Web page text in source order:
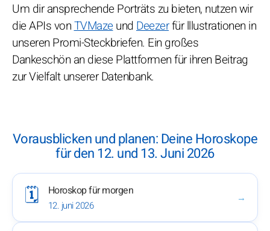
Um dir ansprechende Porträts zu bieten, nutzen wir
die APIs vonTVMazeundDeezerfür lllustrationen in
unseren Promi-Steckbriefen. Ein großes
Dankeschön an diese Plattformen für ihren Beitrag
zur Vielfalt unserer Datenbank.
Vorausblicken und planen: Deine Horoskope
für den 12. und 13. Juni 2026
🗓️ Horoskop für morgen
12. juni 2026
→